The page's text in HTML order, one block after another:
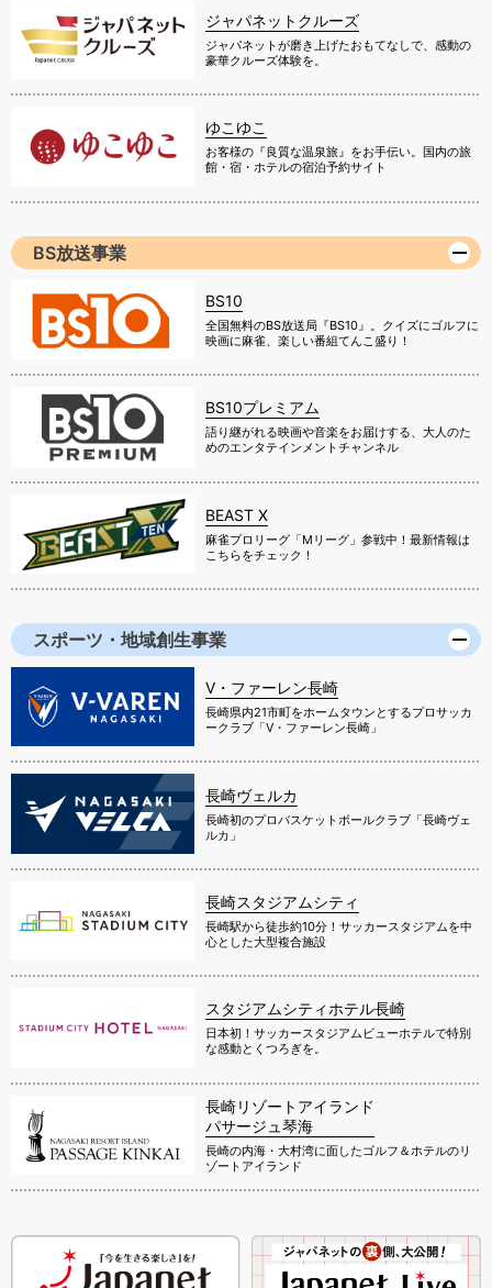
ジャパネットクルーズ
ジャパネットが磨き上げたおもてなしで、感動の
豪華クルーズ体験を。
ゆこゆこ
お客様の『良質な温泉旅』をお手伝い。国内の旅
館・宿・ホテルの宿泊予約サイト
BS放送事業
BS10
全国無料のBS放送局『BS10』。クイズにゴルフに
映画に麻雀、楽しい番組てんこ盛り！
BS10プレミアム
語り継がれる映画や音楽をお届けする、大人のた
めのエンタテインメントチャンネル
BEAST X
麻雀プロリーグ「Mリーグ」参戦中！最新情報は
こちらをチェック！
スポーツ・地域創生事業
V・ファーレン長崎
長崎県内21市町をホームタウンとするプロサッカ
ークラブ「V・ファーレン長崎」
長崎ヴェルカ
長崎初のプロバスケットボールクラブ「長崎ヴェ
ルカ」
長崎スタジアムシティ
長崎駅から徒歩約10分！サッカースタジアムを中
心とした大型複合施設
スタジアムシティホテル長崎
日本初！サッカースタジアムビューホテルで特別
な感動とくつろぎを。
長崎リゾートアイランド
パサージュ琴海
長崎の内海・大村湾に面したゴルフ＆ホテルのリ
ゾートアイランド